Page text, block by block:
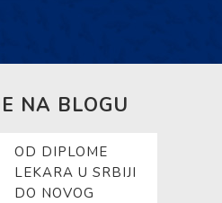
NA BLOGU
OD DIPLOME
LEKARA U SRBIJI
DO NOVOG